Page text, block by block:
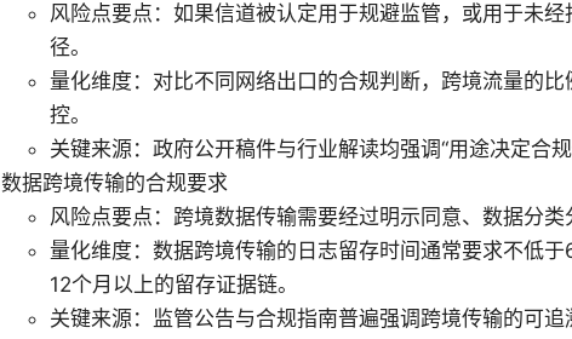
风险点要点：如果信道被认定用于规避监管，或用于未
径。
量化维度：对比不同网络出口的合规判断，跨境流量的
控。
关键来源：政府公开稿件与行业解读均强调“用途决定合规
数据跨境传输的合规要求
风险点要点：跨境数据传输需要经过明示同意、数据分类
量化维度：数据跨境传输的日志留存时间通常要求不低
12个月以上的留存证据链。
关键来源：监管公告与合规指南普遍强调跨境传输的可追